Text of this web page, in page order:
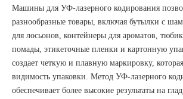
Машины для УФ-лазерного кодирования
разнообразные товары, включая бутылки с
для лосьонов, контейнеры для ароматов,
помады, этикеточные пленки и картонную
создает четкую и плавную маркировку,
видимость упаковки. Метод УФ-лазерного
обеспечивает более высокие результаты на